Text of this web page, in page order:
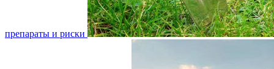
препараты и риски